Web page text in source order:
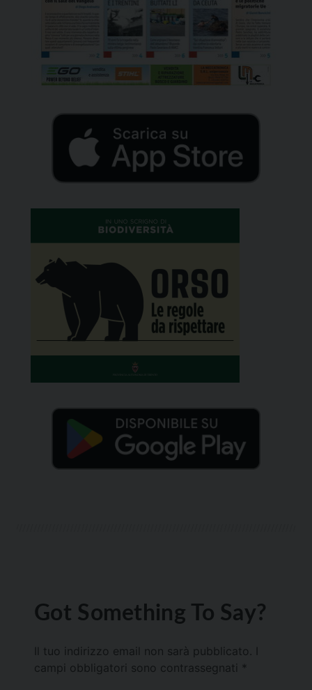
Got Something To Say?
Il tuo indirizzo email non sarà pubblicato.
campi obbligatori sono contrassegnati *